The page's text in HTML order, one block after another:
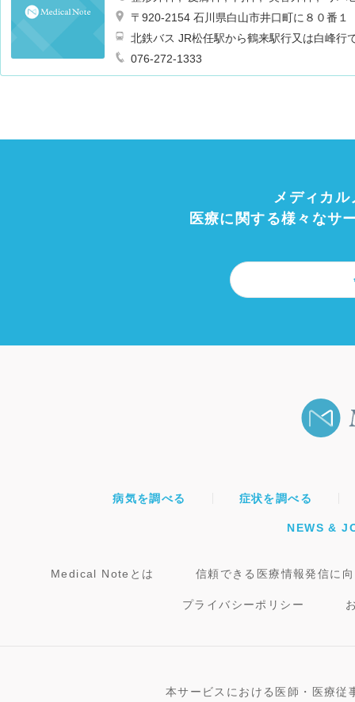
〒920-2154 石川県白山市井口町に８０番１
北鉄バス JR松任駅から鶴来駅行又は白峰行
076-272-1333
メディカ
医療に関する様々なサ
病気を調べる 症状を調べる
NEWS &
Medical Noteとは 信頼できる医療情報発信に
プライバシーポリシー
本サービスにおける医師・医療従